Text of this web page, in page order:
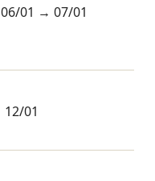
06/01 →07/01
12/01